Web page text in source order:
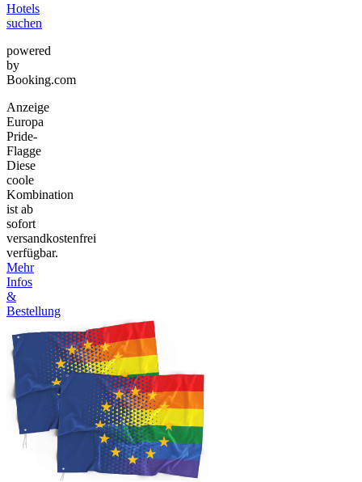
Hotels
suchen
powered
by
Booking.com
Anzeige
Europa
Pride-
Flagge
Diese
coole
Kombination
ist ab
sofort
versandkostenfrei
verfügbar.
Mehr
Infos
&
Bestellung